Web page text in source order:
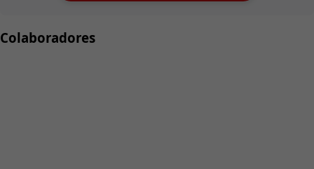
Colaboradores